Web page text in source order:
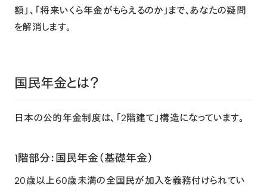
額」、「将来いくら年金がもらえるのか」まで、あなたの疑問
を解消します。
国民年金とは？
日本の公的年金制度は、「2階建て」構造になっています。
1階部分：国民年金（基礎年金）
20歳以上60歳未満の全国民が加入を義務付けられてい